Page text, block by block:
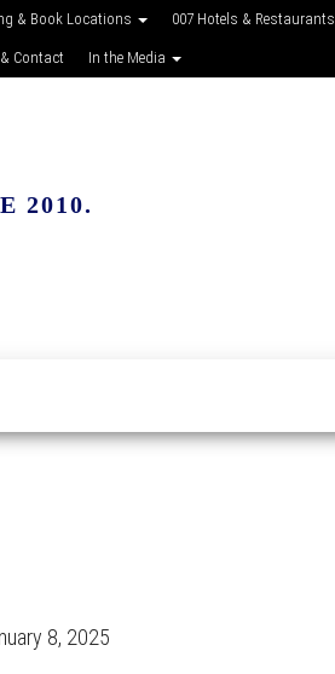
& Book Locations 007 Hotels & Restaurants
Contact In the Media
2010.
8, 2025